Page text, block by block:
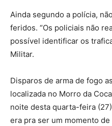
Ainda segundo a polícia,
feridos. “Os policiais não
possível identificar os
Militar.
Disparos de arma de fogo
localizada no Morro da
noite desta quarta-feira
era pra ser um momento de